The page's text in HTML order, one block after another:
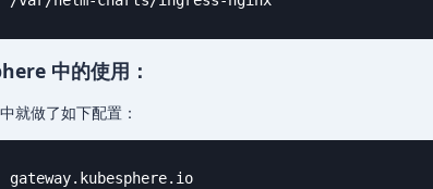
中的使用：
就做了如下配置：